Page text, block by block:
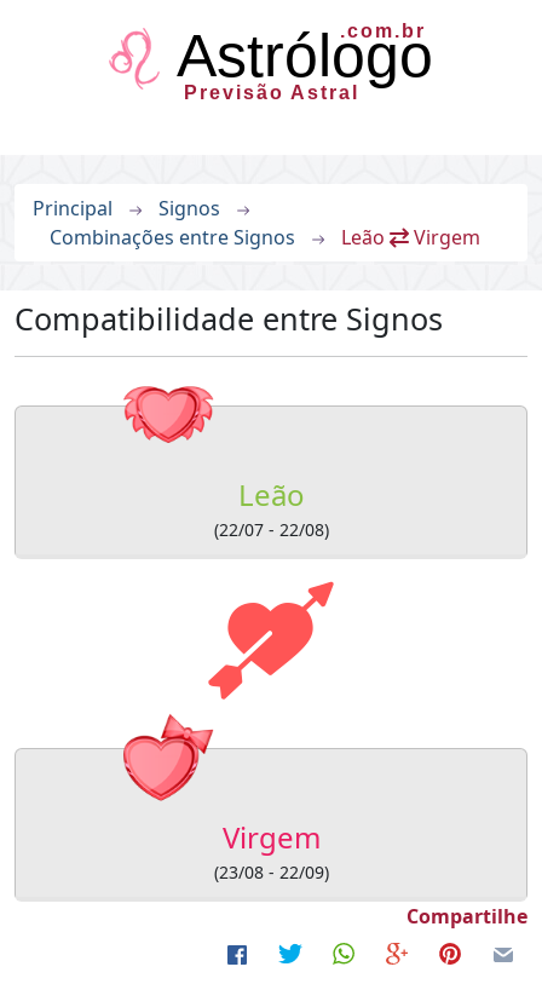
Astrólogo
.com.br
Previsão Astral
Principal
Signos
Combinações entre Signos
Leão Virgem
Compatibilidade entre Signos
Leão
(22/07 - 22/08)
Virgem
(23/08 - 22/09)
Compartilhe